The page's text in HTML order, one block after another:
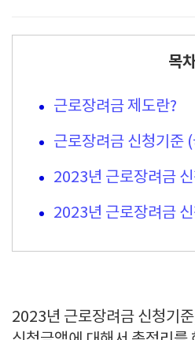
목
근로장려금 제도란?
근로장려금 신청기준
2023년 근로장려금
2023년 근로장려금
2023년 근로장려금 신청기